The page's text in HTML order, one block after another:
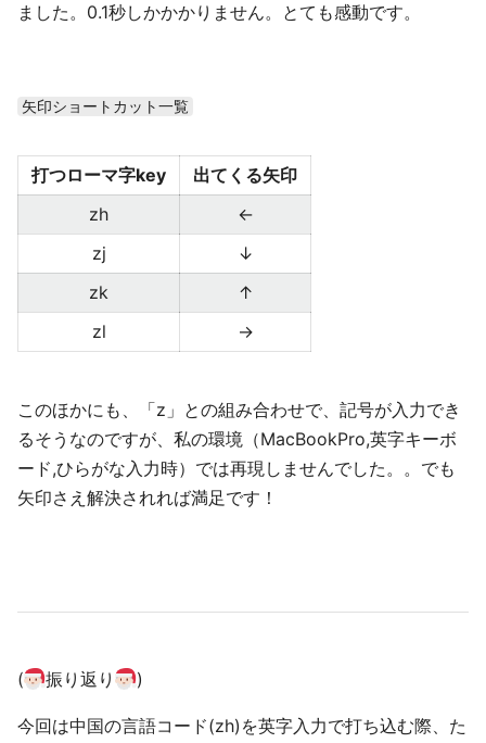
ました。0.1秒しかかかりません。とても感動です。
矢印ショートカット一覧
打つローマ字key
出てくる矢印
zh
←
zj
↓
zk
↑
zl
→
このほかにも、「z」との組み合わせで、記号が入力でき
るそうなのですが、私の環境（MacBookPro,英字キーボ
ード,ひらがな入力時）では再現しませんでした。。でも
矢印さえ解決されれば満足です！
( 振り返り )
今回は中国の言語コード(zh)を英字入力で打ち込む際、た